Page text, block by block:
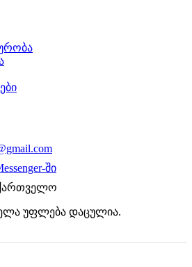
ში
უფლება დაცულია.